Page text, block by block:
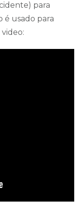
para
é usado para